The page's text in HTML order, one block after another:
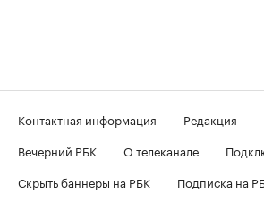
Контактная информация Редакция
Вечерний РБК
О телеканале
Скрыть баннеры на РБК
Подписка на